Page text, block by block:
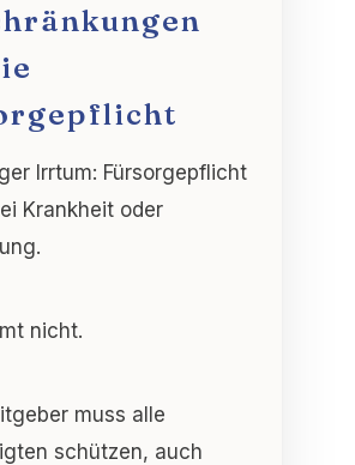
Irrtum: Fürsorgepflicht
Krankheit oder
nicht.
muss alle
schützen, auch